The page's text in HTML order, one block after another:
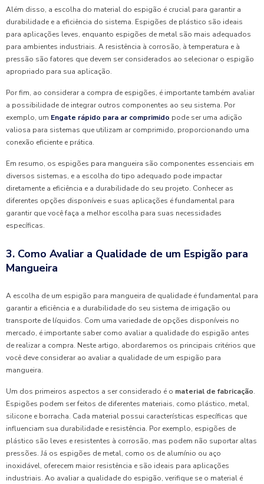
Além disso, a escolha do material do espigão é crucial para garantir a
durabilidade e a eficiência do sistema. Espigões de plástico são ideais
para aplicações leves, enquanto espigões de metal são mais adequados
para ambientes industriais. A resistência à corrosão, à temperatura e à
pressão são fatores que devem ser considerados ao selecionar o espigão
apropriado para sua aplicação.
Por fim, ao considerar a compra de espigões, é importante também avaliar
a possibilidade de integrar outros componentes ao seu sistema. Por
exemplo, um Engate rápido para ar comprimido pode ser uma adição
valiosa para sistemas que utilizam ar comprimido, proporcionando uma
conexão eficiente e prática.
Em resumo, os espigões para mangueira são componentes essenciais em
diversos sistemas, e a escolha do tipo adequado pode impactar
diretamente a eficiência e a durabilidade do seu projeto. Conhecer as
diferentes opções disponíveis e suas aplicações é fundamental para
garantir que você faça a melhor escolha para suas necessidades
específicas.
3. Como Avaliar a Qualidade de um Espigão para
Mangueira
A escolha de um espigão para mangueira de qualidade é fundamental para
garantir a eficiência e a durabilidade do seu sistema de irrigação ou
transporte de líquidos. Com uma variedade de opções disponíveis no
mercado, é importante saber como avaliar a qualidade do espigão antes
de realizar a compra. Neste artigo, abordaremos os principais critérios que
você deve considerar ao avaliar a qualidade de um espigão para
mangueira.
Um dos primeiros aspectos a ser considerado é o material de fabricação.
Espigões podem ser feitos de diferentes materiais, como plástico, metal,
silicone e borracha. Cada material possui características específicas que
influenciam sua durabilidade e resistência. Por exemplo, espigões de
plástico são leves e resistentes à corrosão, mas podem não suportar altas
pressões. Já os espigões de metal, como os de alumínio ou aço
inoxidável, oferecem maior resistência e são ideais para aplicações
industriais. Ao avaliar a qualidade do espigão, verifique se o material é